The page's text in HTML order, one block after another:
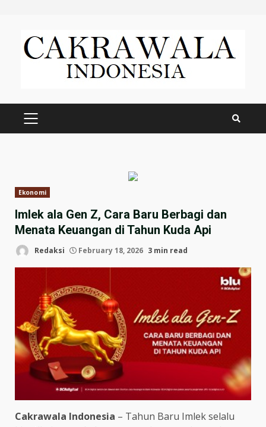
content
PRIMARY
Ekonomi
Imlek ala Gen Z, Cara Baru Berbagi dan
Menata Keuangan di Tahun Kuda Api
Redaksi February 18, 2026 3 min read
Cakrawala Indonesia – Tahun Baru Imlek selalu